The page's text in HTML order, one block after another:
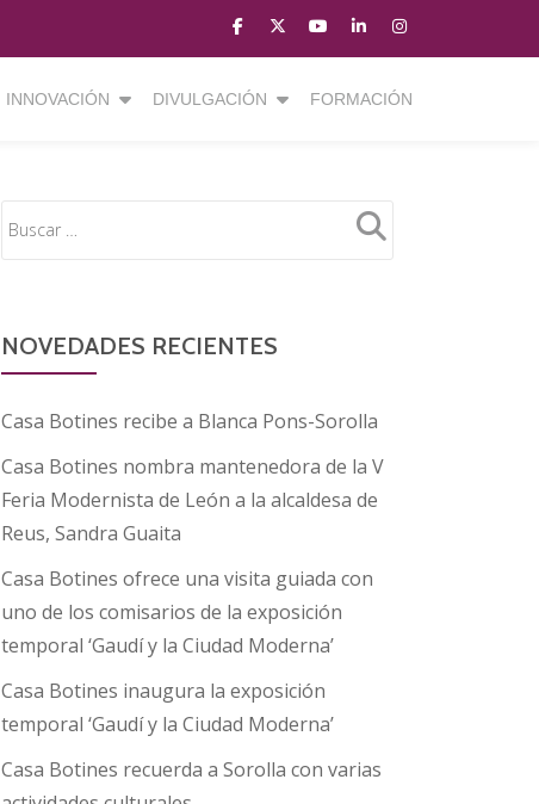
fa-
facebook
fa-
brands
fa-
fa-
youtube-
play
fa-
linkedin
fa-
instagram
INNOVACIÓN DIVULGACIÓN FORMACIÓN
NOVEDADES RECIENTES
Casa Botines recibe a Blanca Pons-Sorolla
Casa Botines nombra mantenedora de la V
Feria Modernista de León a la alcaldesa de
Reus, Sandra Guaita
Casa Botines ofrece una visita guiada con
uno de los comisarios de la exposición
temporal ‘Gaudí y la Ciudad Moderna’
Casa Botines inaugura la exposición
temporal ‘Gaudí y la Ciudad Moderna’
Casa Botines recuerda a Sorolla con varias